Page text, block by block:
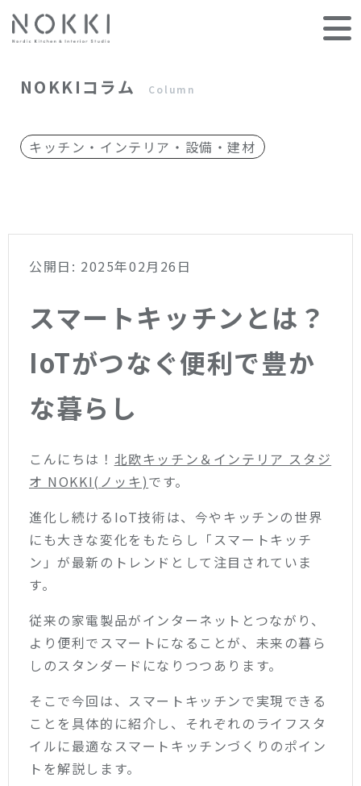
NOKKIコラム Column
キッチン・インテリア・設備・建材
公開日: 2025年02月26日
スマートキッチンとは？
IoTがつなぐ便利で豊か
な暮らし
こんにちは！ 北欧キッチン＆インテリア スタジ
オ NOKKI(ノッキ)です。
進化し続けるIoT技術は、今やキッチンの世界
にも大きな変化をもたらし「スマートキッチ
ン」が最新のトレンドとして注目されていま
す。
従来の家電製品がインターネットとつながり、
より便利でスマートになることが、未来の暮ら
しのスタンダードになりつつあります。
そこで今回は、スマートキッチンで実現できる
ことを具体的に紹介し、それぞれのライフスタ
イルに最適なスマートキッチンづくりのポイン
トを解説します。